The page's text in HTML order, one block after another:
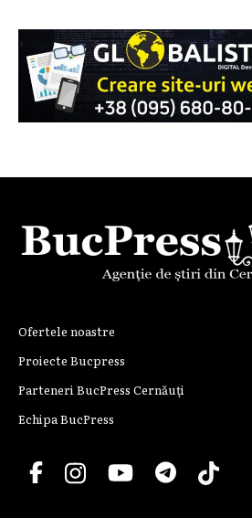
Ofertele noastre
Proiecte Bucpress
Parteneri BucPress Cernăuți
Echipa BucPress